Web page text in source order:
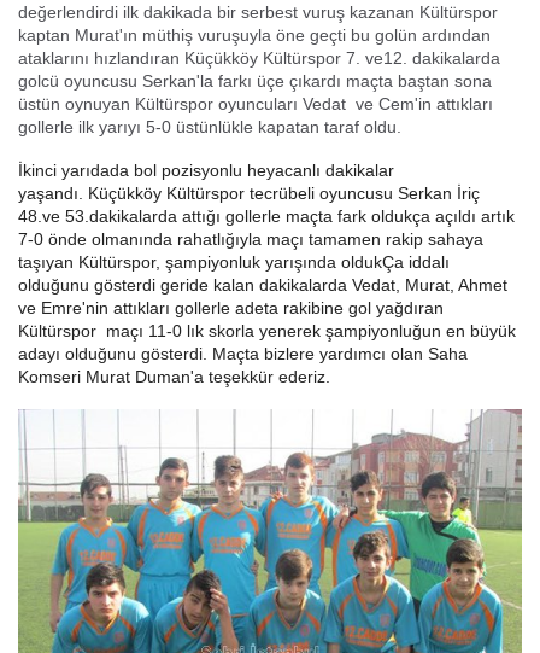
değerlendirdi ilk dakikada bir serbest vuruş kazanan Kültürspor
kaptan Murat'ın müthiş vuruşuyla öne geçti bu golün ardından
ataklarını hızlandıran Küçükköy Kültürspor 7. ve12. dakikalarda
golcü oyuncusu Serkan'la farkı üçe çıkardı maçta baştan sona
üstün oynuyan Kültürspor oyuncuları Vedat ve Cem'in attıkları
gollerle ilk yarıyı 5-0 üstünlükle kapatan taraf oldu.
İkinci yarıdada bol pozisyonlu heyacanlı dakikalar
yaşandı.
Küçükköy Kültürspor tecrübeli oyuncusu Serkan İriç
48.ve 53.dakikalarda attığı gollerle maçta fark oldukça açıldı artık
7-0 önde olmanında rahatlığıyla maçı tamamen rakip sahaya
taşıyan Kültürspor, şampiyonluk yarışında oldukÇa iddalı
olduğunu gösterdi geride kalan dakikalarda Vedat, Murat, Ahmet
ve Emre'nin attıkları gollerle adeta rakibine gol yağdıran
Kültürspor maçı 11-0 lık skorla yenerek şampiyonluğun en büyük
adayı olduğunu gösterdi. Maçta bizlere yardımcı olan Saha
Komseri Murat Duman'a teşekkür ederiz.